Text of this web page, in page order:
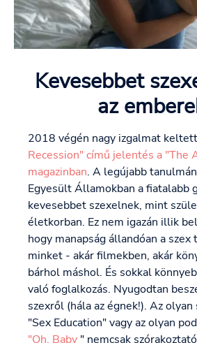
Kevesebbet
az
2018 végén nagy izgalmat
Recession" című jelentés a "The
magazinban. A legújabb
Egyesült Államokban a fiatalabb
kevesebbet szexelnek, mint
életkorban. Ez nem igazán illik
hogy manapság állandóan a
minket - akár filmekben, akár
bárhol máshol. És sokkal
való foglalkozás. Nyugodtan
szexről (hála az égnek!). Az
"Sex Education" vagy az olyan
"Oh, Baby " nemcsak